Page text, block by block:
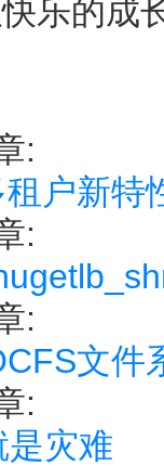
乐的成
:
户新特
:
:
文件
:
灾难